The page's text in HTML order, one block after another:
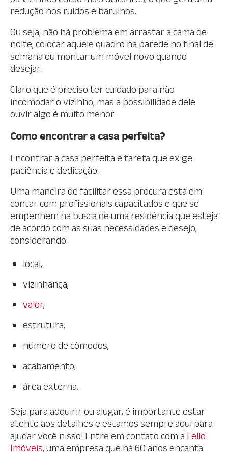
redução nos ruídos e barulhos.
Ou seja, não há problema em arrastar a cama de
noite, colocar aquele quadro na parede no final de
semana ou montar um móvel novo quando
desejar.
Claro que é preciso ter cuidado para não
incomodar o vizinho, mas a possibilidade dele
ouvir algo é muito menor.
Como encontrar a casa perfeita?
Encontrar a casa perfeita é tarefa que exige
paciência e dedicação.
Uma maneira de facilitar essa procura está em
contar com profissionais capacitados e que se
empenhem na busca de uma residência que esteja
de acordo com as suas necessidades e desejo,
considerando:
local,
vizinhança,
valor,
estrutura,
número de cômodos,
acabamento,
área externa.
Seja para adquirir ou alugar, é importante estar
atento aos detalhes e estamos sempre aqui para
ajudar você nisso! Entre em contato com a Lello
Imóveis, uma empresa que há 60 anos encanta